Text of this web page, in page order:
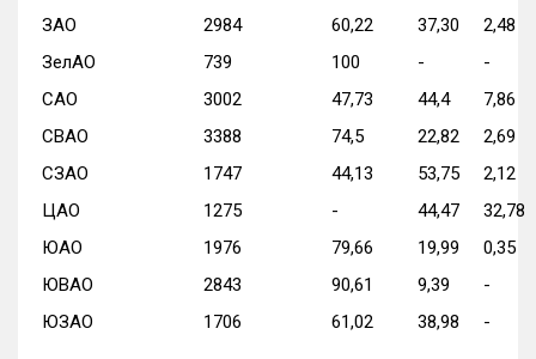
ЗАО
2984 60,22 37,30
2,48
ЗелАО
739 100 -
-
САО
3002 47,73 44,4
7,86
СВАО
3388 74,5 22,82
2,69
СЗАО
1747 44,13 53,75
2,12
ЦАО
1275 - 44,47
32,78
ЮАО
1976 79,66 19,99
0,35
ЮВАО
2843 90,61 9,39
-
ЮЗАО
1706 61,02 38,98 -